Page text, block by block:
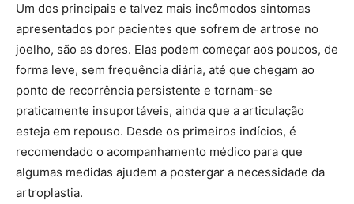
Um dos principais e talvez mais incômodos sintomas
apresentados por pacientes que sofrem de artrose no
joelho, são as dores. Elas podem começar aos poucos, de
forma leve, sem frequência diária, até que chegam ao
ponto de recorrência persistente e tornam-se
praticamente insuportáveis, ainda que a articulação
esteja em repouso. Desde os primeiros indícios, é
recomendado o acompanhamento médico para que
algumas medidas ajudem a postergar a necessidade da
artroplastia.